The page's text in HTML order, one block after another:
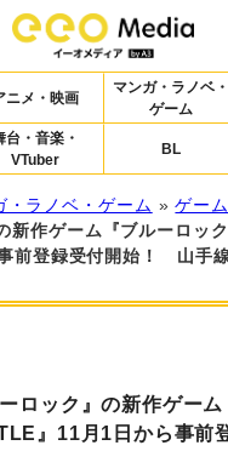
ニメ・映画
マンガ・ラノベ・
ゲーム
台・音楽・
VTuber
BL
・ラノベ・ゲーム »ゲーム
新作ゲーム『ブルーロッ
前登録受付開始！ 山手
ロック』の新作ゲーム
』11月1日から事前